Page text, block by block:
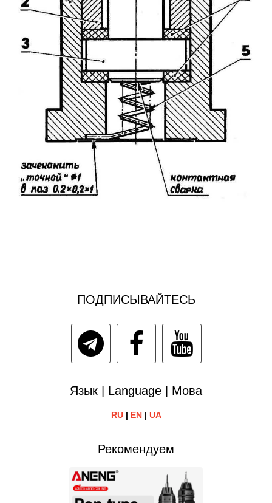
ПОДПИСЫВАЙТЕСЬ
Язык | Language | Мова
RU| EN| UA
Рекомендуем